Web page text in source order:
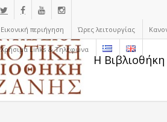
Εικονική περιήγηση Ώρες λειτουργίας
Χρήσιμα Links & Τηλέφωνα
Η